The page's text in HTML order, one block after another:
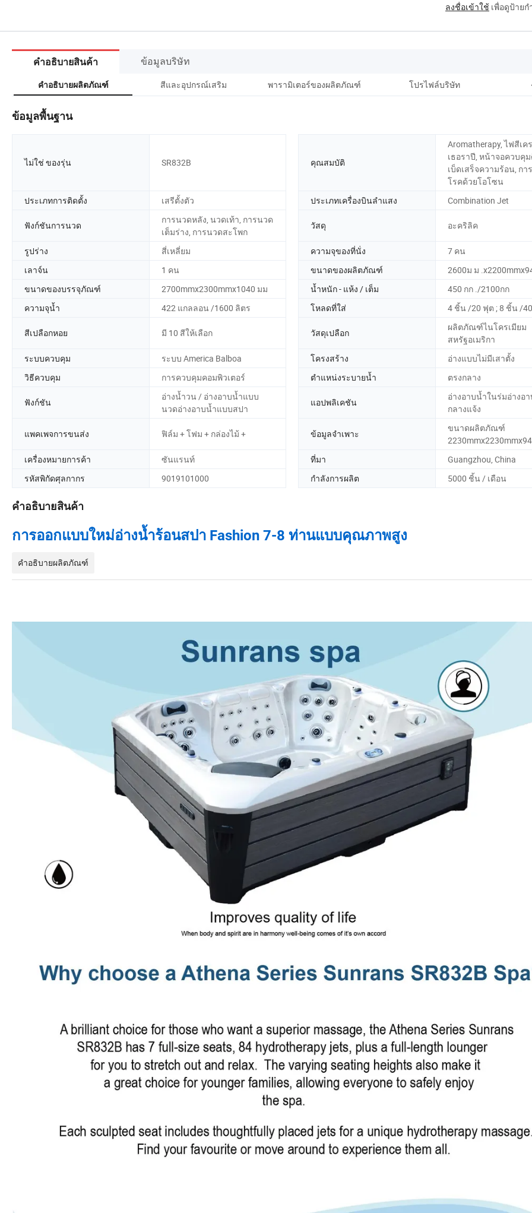
ลงชื่อเข้าใช้ เพื่อดูป้าย
คำอธิบายสินค้า ข้อมูลบริษัท
คำอธิบายผลิตภัณฑ์ สีและอุปกรณ์เสริม พารามิเตอร์ของผลิตภัณฑ์ โปรไฟล์บริษัท กา
ข้อมูลพื้นฐาน
ไม่ใช่ ของรุ่น SR832B คุณสมบัติ
Aromatherapy, ไฟสีเค
เธอราปี, หน้าจอควบคุ
เบ็ดเสร็จความร้อน, กา
โรคด้วยโอโซน
ประเภทการติดตั้ง
เสรีตั้งตัว ประเภทเครื่องบินลำแสง Combination Jet
ฟังก์ชันการนวด
การนวดหลัง, นวดเท้า, การนวด
เต็มร่าง, การนวดสะโพก
วัสดุ อะคริลิค
รูปร่าง สี่เหลี่ยม ความจุของที่นั่ง
7 คน
เลาจ์น
1 คน ขนาดของผลิตภัณฑ์
2600ม ม
ขนาดของบรรจุภัณฑ์
2700mmx2300mmx1040 มม น้ำหนัก - แห้ง / เต็ม
450 กก ./2100กก
ความจุน้ำ
422 แกลลอน /1600 ลิตร โหลดที่ใส่ 4 ชิ้น /20 ฟุต ; 8 ชิ้น /
สีเปลือกหอย มี 10 สีให้เลือก วัสดุเปลือก
ผลิตภัณฑ์ไนโครเมียม
สหรัฐอเมริกา
ระบบควบคุม
ระบบ America Balboa โครงสร้าง
อ่างแบบไม่มีเสาตั้ง
วิธีควบคุม
การควบคุมคอมพิวเตอร์ ตำแหน่งระบายน้ำ ตรงกลาง
ฟังก์ชัน
อ่างน้ำวน / อ่างอาบน้ำแบบ
นวดอ่างอาบน้ำแบบสปา
แอปพลิเคชัน
อ่างอาบน้ำในร่มอ่างอ
กลางแจ้ง
แพคเพจการขนส่ง ฟิล์ม + โฟม + กล่องไม้ + ข้อมูลจำเพาะ
ขนาดผลิตภัณฑ์
เครื่องหมายการค้า
ซันแรนท์ ที่มา
Guangzhou, China
รหัสพิกัดศุลกากร
9019101000 กำลังการผลิต 5000 ชิ้น / เดือน
คำอธิบายสินค้า
การออกแบบใหม่อ่างน้ำร้อนสปา Fashion 7-8 ท่านแบบคุณภาพสูง
คำอธิบายผลิตภัณฑ์